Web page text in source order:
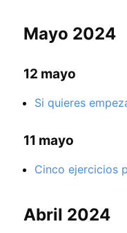
Mayo 2024
12 mayo
Si quieres
11 mayo
Cinco ejercicios
Abril 2024